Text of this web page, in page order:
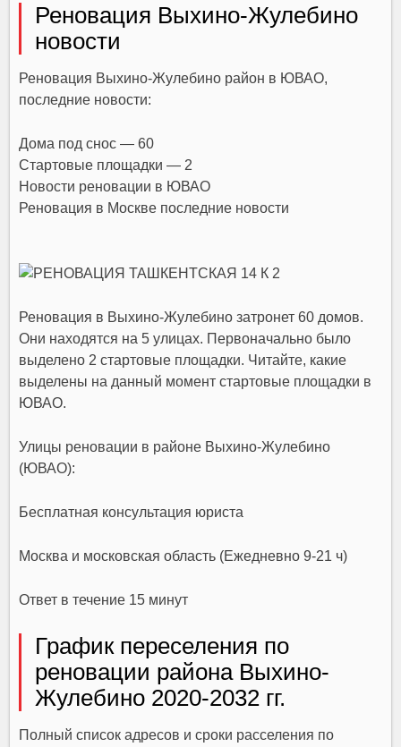
Реновация Выхино-Жулебино
новости
Реновация Выхино-Жулебино район в ЮВАО,
последние новости:
Дома под снос — 60
Стартовые площадки — 2
Новости реновации в ЮВАО
Реновация в Москве последние новости
Реновация в Выхино-Жулебино затронет 60 домов.
Они находятся на 5 улицах. Первоначально было
выделено 2 стартовые площадки. Читайте, какие
выделены на данный момент стартовые площадки в
ЮВАО.
Улицы реновации в районе Выхино-Жулебино
(ЮВАО):
Бесплатная консультация юриста
Москва и московская область (Ежедневно 9-21 ч)
Ответ в течение 15 минут
График переселения по
реновации района Выхино-
Жулебино 2020-2032 гг.
Полный список адресов и сроки расселения по